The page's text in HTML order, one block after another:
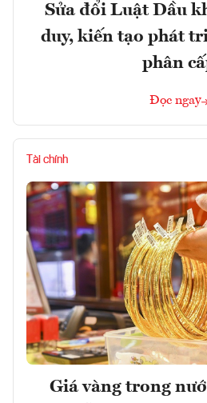
Sửa đổi Luật Dầu
duy, kiến tạo phát
phân
Đọc ngay
Tài chính
Giá vàng trong